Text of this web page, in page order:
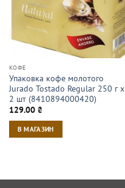
КОФЕ
Упаковка кофе молотого
Jurado Tostado Regular 250 г х
2 шт (8410894000420)
129.00 ₴
В МАГАЗИН